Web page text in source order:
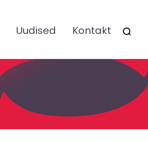
Uudised Kontakt OTSI